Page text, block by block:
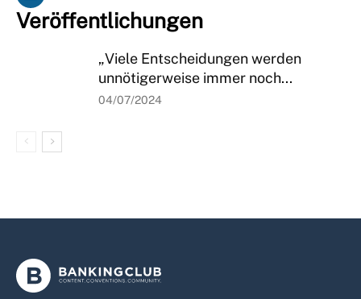
Veröffentlichungen
„Viele Entscheidungen werden
unnötigerweise immer noch...
04/07/2024